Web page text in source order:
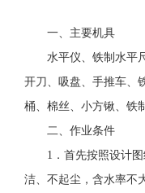
一、主要机具
水平仪、铁制水平尺
开刀、吸盘、手推车、
桶、棉丝、小方锹、铁
二、作业条件
1．首先按照设计图
洁、不起尘，含水率不